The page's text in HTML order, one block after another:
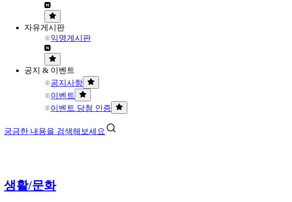
자유게시판
익명게시판
공지 & 이벤트
공지사항
이벤트
이벤트 당첨 인증
궁금한 내용을 검색해보세요
생활/문화